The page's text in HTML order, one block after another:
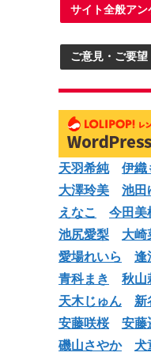
サイト全般アン
ご意見・ご要望
天羽希純 伊織
大澤玲美
池田
えなこ
今田美
池尻愛梨
大崎
愛場れいら
逢
青科まき
秋山
天木じゅん
新
安藤咲桜
安藤
磯山さやか
犬